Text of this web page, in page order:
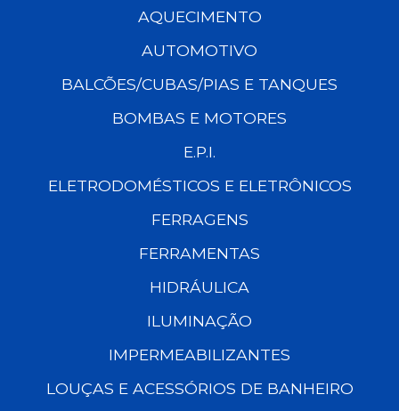
AQUECIMENTO
AUTOMOTIVO
BALCÕES/CUBAS/PIAS E TANQUES
BOMBAS E MOTORES
E.P.I.
ELETRODOMÉSTICOS E ELETRÔNICOS
FERRAGENS
FERRAMENTAS
HIDRÁULICA
ILUMINAÇÃO
IMPERMEABILIZANTES
LOUÇAS E ACESSÓRIOS DE BANHEIRO